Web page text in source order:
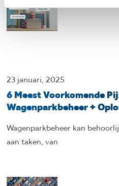
e
23 januari, 2025
6 Meest Voorkomende
Wagenparkbeheer +
Wagenparkbeheer kan
aan taken, van